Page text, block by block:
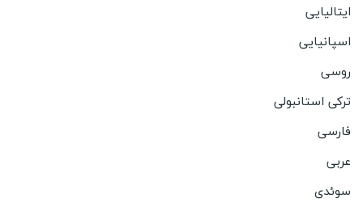
ایتالیایی
اسپانیایی
روسی
ترکی استانبولی
فارسی
عربی
سوئدی